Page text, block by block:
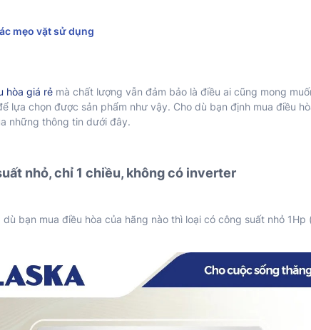
mẹo vặt sử dụng
hòa giá rẻ mà chất lượng vẫn đảm bảo là điều ai cũng mong
lựa chọn được sản phẩm như vậy. Cho dù bạn định mua điều
những thông tin dưới đây.
nhỏ, chỉ 1 chiều, không có inverter
bạn mua điều hòa của hãng nào thì loại có công suất nhỏ